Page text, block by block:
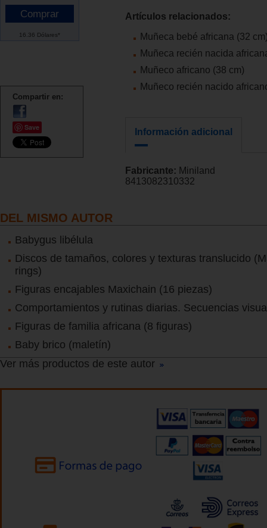
16.36 Dólares*
Compartir en:
Save
Artículos relacionados:
Muñeca bebé africana (32
Muñeca recién nacida
Muñeco africano (38 cm)
Muñeco recién nacido
Información adicional
Fabricante: Miniland
8413082310332
DEL MISMO AUTOR
Babygus libélula
Discos de tamaños, colores y texturas translucido
rings)
Figuras encajables Maxichain (16 piezas)
Comportamientos y rutinas diarias. Secuencias
Figuras de familia africana (8 figuras)
Baby brico (maletín)
Ver más productos de este autor